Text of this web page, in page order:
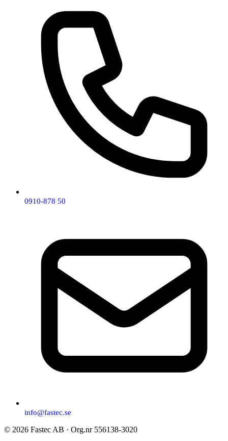
0910-878 50
info@fastec.se
© 2026 Fastec AB · Org.nr 556138-3020